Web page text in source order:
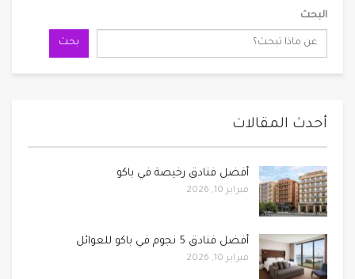
البحث
بحث
أحدث المقالات
أفضل فنادق رخيصة في باكو
فبراير 10, 2026
أفضل فنادق 5 نجوم في باكو للعوائل
فبراير 10, 2026